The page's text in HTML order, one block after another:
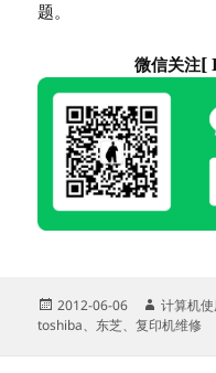
题。
微信关注[
发
布
2012-06-06
作
者
计算机
toshiba、 东芝、复印机维修